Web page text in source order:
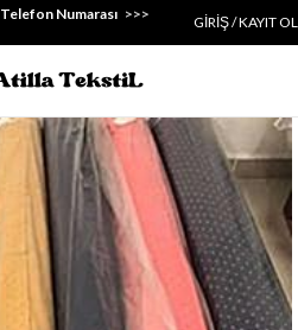
Telefon Numarası >>>
GIRIŞ / KAYIT OL